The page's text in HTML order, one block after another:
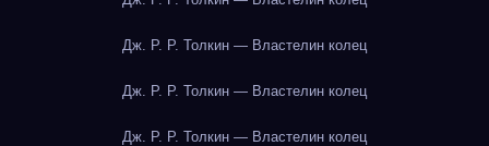
Дж. Р. Р. Толкин — Властелин колец
Дж. Р. Р. Толкин — Властелин колец
Дж. Р. Р. Толкин — Властелин колец